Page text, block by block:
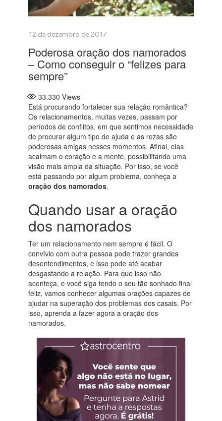
Poderosa oração dos namorados
– Como conseguir o “felizes para
sempre”
33.330 Views
Está procurando fortalecer sua relação romântica?
Os relacionamentos, muitas vezes, passam por
períodos de conflitos, em que sentimos necessidade
de procurar algum tipo de ajuda e as rezas são
poderosas amigas nesses momentos. Afinal, elas
acalmam o coração e a mente, possibilitando uma
visão mais ampla da situação. Por isso, se você
está passando por algum problema, conheça a
oração dos namorados.
Quando usar a oração
dos namorados
Ter um relacionamento nem sempre é fácil. O
convívio com outra pessoa pode trazer grandes
desentendimentos, e isso pode até acabar
desgastando a relação. Para que isso não
aconteça, e você siga tendo o seu tão sonhado final
feliz, vamos conhecer algumas orações capazes de
ajudar na superação dos problemas dos casais. Por
isso, aprenda a fazer agora a oração dos
namorados.